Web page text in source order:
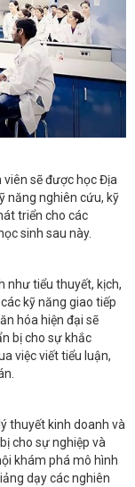
sẽ được học Địa
năng nghiên cứu, kỹ
triển cho các
sinh sau này.
như tiểu thuyết, kịch,
kỹ năng giao tiếp
hóa hiện đại sẽ
bị cho sự khắc
việc viết tiểu luận,
thuyết kinh doanh và
cho sự nghiệp và
khám phá mô hình
dạy các nghiên